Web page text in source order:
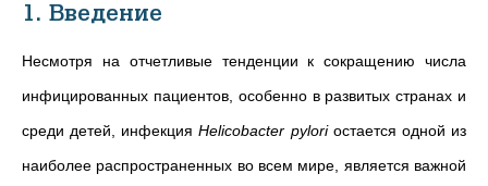
1. Введение
Несмотря на отчетливые тенденции к сокращению числа
инфицированных пациентов, особенно в развитых странах и
среди детей, инфекцияHelicobacter pyloriостается одной из
наиболее распространенных во всем мире, является важной